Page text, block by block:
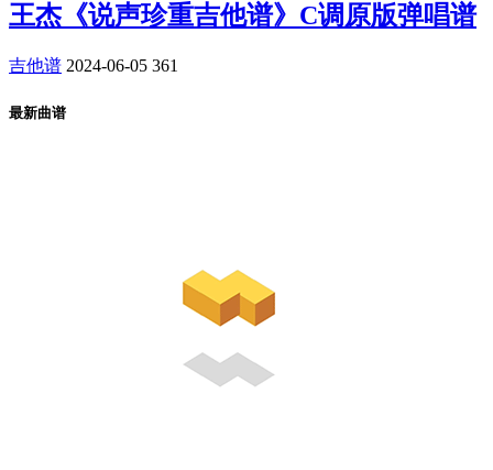
王杰《说声珍重吉他谱》C调原版弹唱谱
吉他谱 2024-06-05 361
最新曲谱